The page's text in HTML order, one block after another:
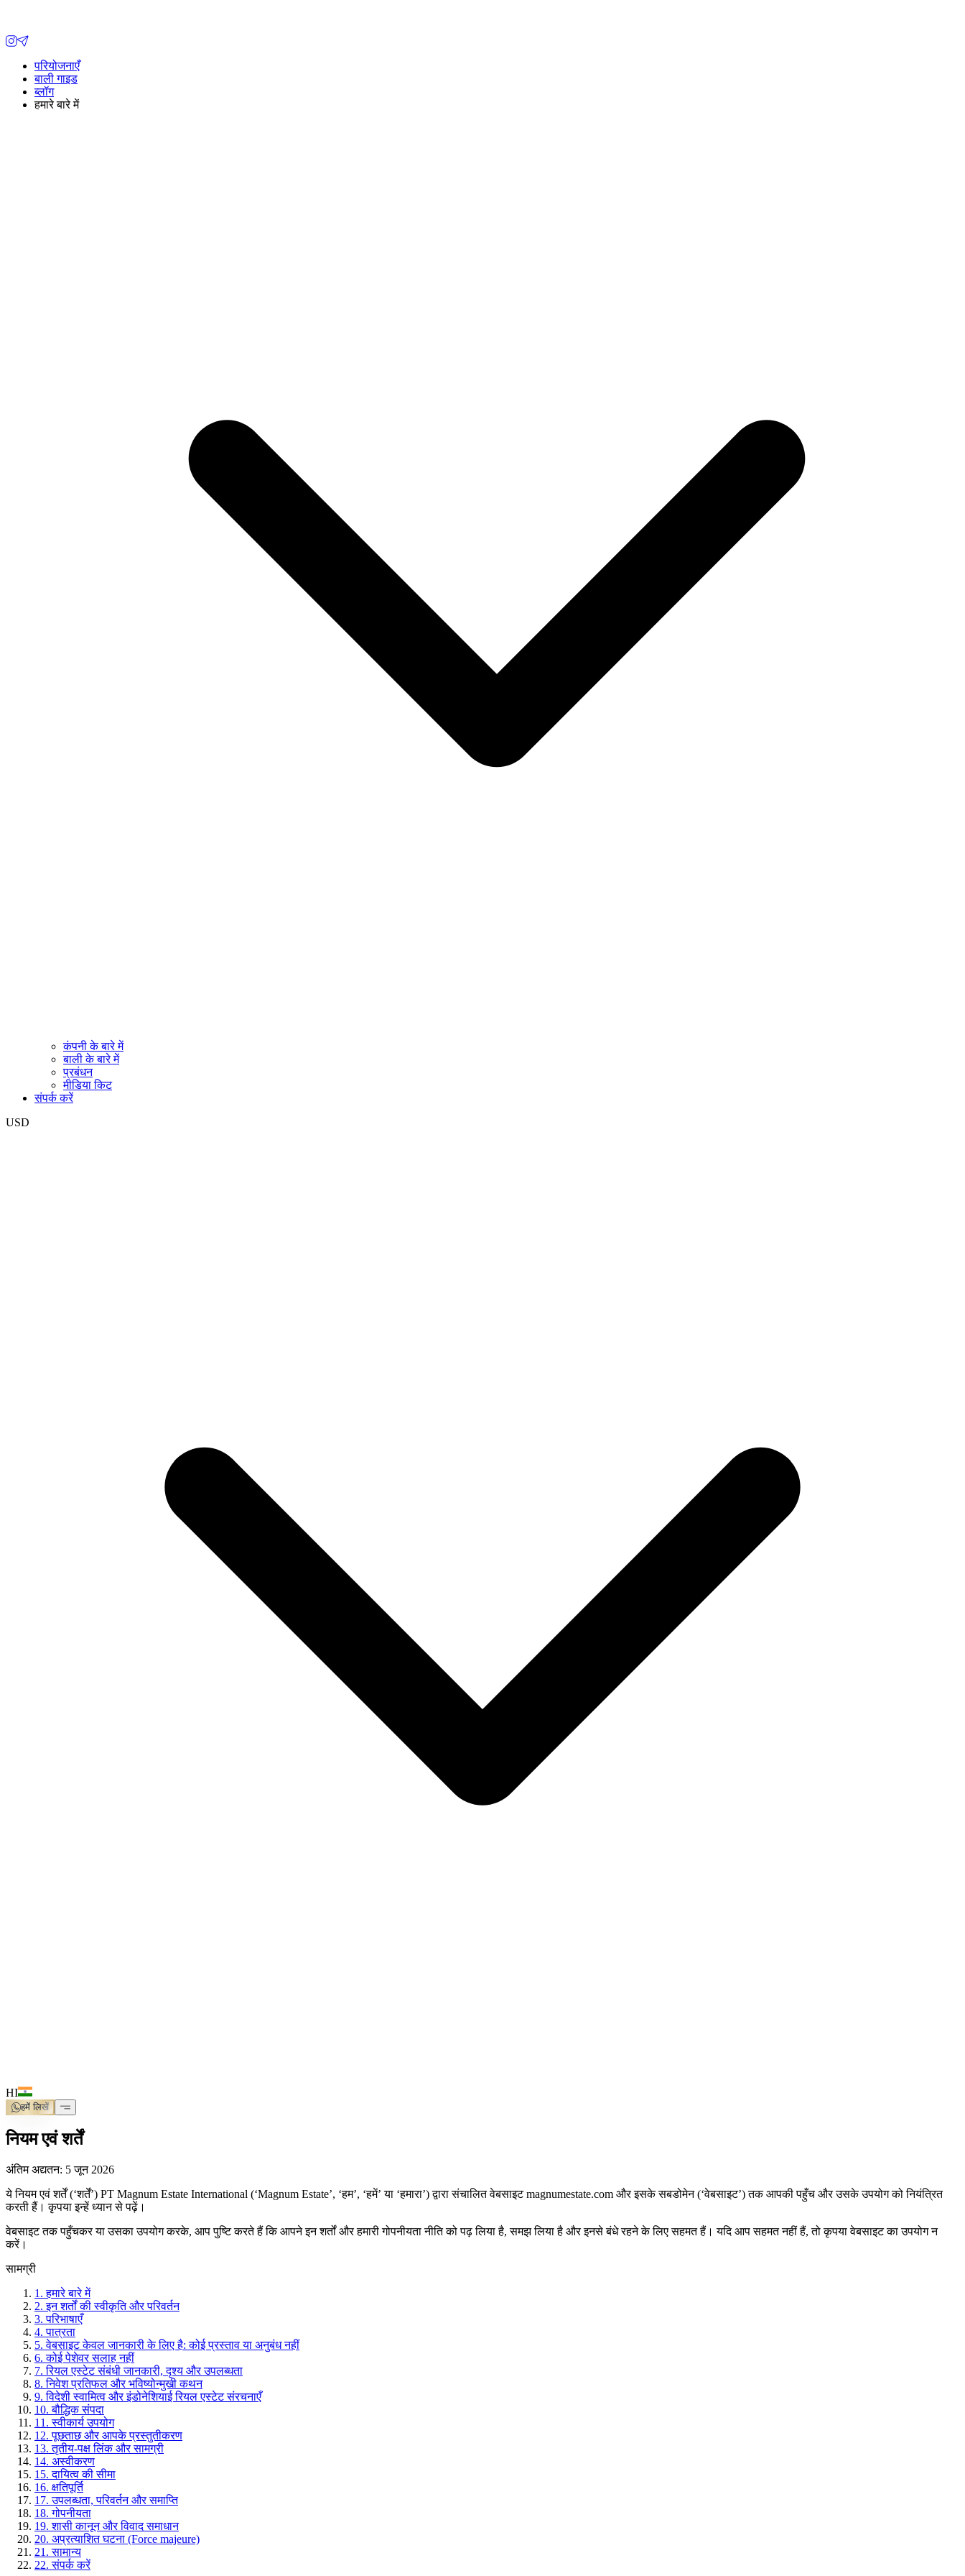
परियोजनाएँ
बाली गाइड
ब्लॉग
हमारे बारे में
कंपनी के बारे में
बाली के बारे में
प्रबंधन
मीडिया किट
संपर्क करें
USD
HI
हमें लिखें
नियम एवं शर्तें
अंतिम अद्यतन: 5 जून 2026
ये नियम एवं शर्तें (‘शर्तें’) PT Magnum Estate International (‘Magnum Estate’, ‘हम’, ‘हमें’ या ‘हमारा’) द्वारा संचालित वेबसाइट magnumestate.com और इसके सबडोमेन (‘वेबसाइट’) तक आपकी पहुँच और उसके उपयोग को नियंत्रित
करती हैं। कृपया इन्हें ध्यान से पढ़ें।
वेबसाइट तक पहुँचकर या उसका उपयोग करके, आप पुष्टि करते हैं कि आपने इन शर्तों और हमारी गोपनीयता नीति को पढ़ लिया है, समझ लिया है और इनसे बंधे रहने के लिए सहमत हैं। यदि आप सहमत नहीं हैं, तो कृपया वेबसाइट का उपयोग न
करें।
सामग्री
1. हमारे बारे में
2. इन शर्तों की स्वीकृति और परिवर्तन
3. परिभाषाएँ
4. पात्रता
5. वेबसाइट केवल जानकारी के लिए है: कोई प्रस्ताव या अनुबंध नहीं
6. कोई पेशेवर सलाह नहीं
7. रियल एस्टेट संबंधी जानकारी, दृश्य और उपलब्धता
8. निवेश प्रतिफल और भविष्योन्मुखी कथन
9. विदेशी स्वामित्व और इंडोनेशियाई रियल एस्टेट संरचनाएँ
10. बौद्धिक संपदा
11. स्वीकार्य उपयोग
12. पूछताछ और आपके प्रस्तुतीकरण
13. तृतीय-पक्ष लिंक और सामग्री
14. अस्वीकरण
15. दायित्व की सीमा
16. क्षतिपूर्ति
17. उपलब्धता, परिवर्तन और समाप्ति
18. गोपनीयता
19. शासी कानून और विवाद समाधान
20. अप्रत्याशित घटना (Force majeure)
21. सामान्य
22. संपर्क करें